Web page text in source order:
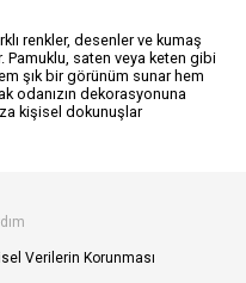
renkler, desenler ve kumaş
Pamuklu, saten veya keten gibi
şık bir görünüm sunar hem
odanızın dekorasyonuna
kişisel dokunuşlar
Verilerin Korunması